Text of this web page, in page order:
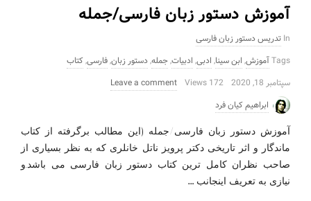
آموزش دستور زبان فارسی/جمله
In تدریس دستور زبان فارسی
Tagsآموزش, ابن سینا, ادبی, ادبیات,جمله,دستور زبان,فارسی, کتاب
سپتامبر 18, 2020
172 Views
Leave a comment
ابراهیم کیان فرد
آموزش دستور زبان فارسی/جمله (این مطالب برگرفته از کتاب
ماندگار و اثر تاریخی دکتر پرویز ناتل خانلری که به نظر بسیاری از
صاحب نظران کامل ترین کتاب دستور زبان فارسی می باشد.و
نیازی به تعریف اینجانب …